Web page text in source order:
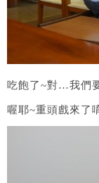
吃飽了~對…我們
喔耶~重頭戲來了